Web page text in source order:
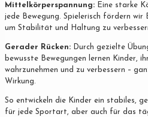
Mittelkörperspannung: Eine starke
jede Bewegung. Spielerisch fördern wir
um Stabilität und Haltung zu
Gerader Rücken: Durch gezielte
bewusste Bewegungen lernen Kinder,
wahrzunehmen und zu verbessern –
Wirkung.
So entwickeln die Kinder ein stabiles,
für jede Sportart, aber auch für das